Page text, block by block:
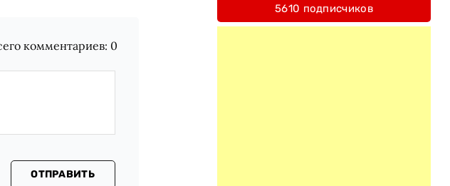
комментариев: 0
ОТПРАВИТЬ
5610 подписчиков